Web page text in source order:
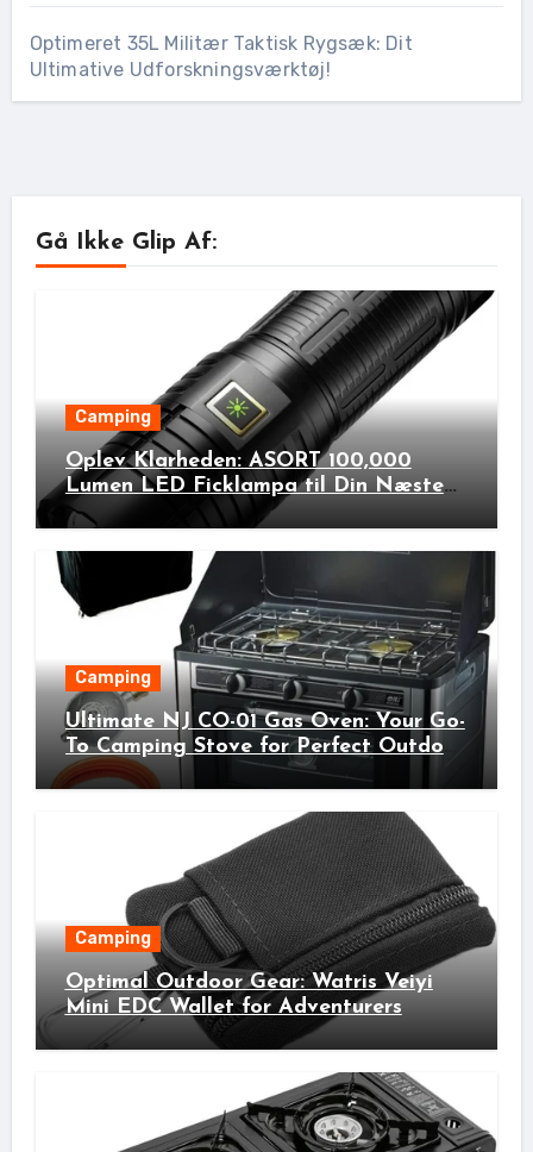
Optimeret 35L Militær Taktisk Rygsæk: Dit
Ultimative Udforskningsværktøj!
Gå Ikke Glip Af:
Camping
Oplev Klarheden: ASORT 100,000
Lumen LED Ficklampa til Din Næste
Udendørs Eventyr!
Camping
Ultimate NJ CO-01 Gas Oven: Your Go-
To Camping Stove for Perfect Outdoor
Cooking!
Camping
Optimal Outdoor Gear: Watris Veiyi
Mini EDC Wallet for Adventurers